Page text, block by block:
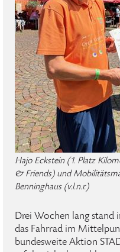
Hajo Eckstein (1. Platz
& Friends) und
Benninghaus (v.l.n.r.)
Drei Wochen lang stand
das Fahrrad im
bundesweite Aktion